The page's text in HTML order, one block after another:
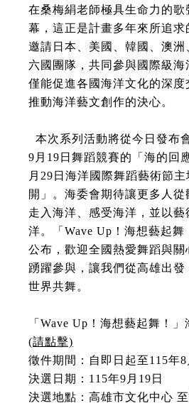
在桑梅絹老師極具生命力的
幕，這正是計畫多年來所追
邀請日本、美國、韓國、澳
六國團隊，共同參與國際級海
僅能促進各國海洋文化的深
推動海洋藝文創作的決心。
本次系列活動將從今日發布
9月19日舞蹈競賽的「海的回
月29日海洋國際舞蹈藝術節
開」。海委會期待讓更多人
走入海洋、感受海洋，並以
洋。「Wave Up！海想藝起舞
公布，歡迎全國熱愛舞蹈與關
踴躍參與，讓我們從高雄出
世界共舞。
「Wave Up！海想藝起舞！
(請點擊)
徵件期間：自即日起至115年8
決選日期：115年9月19日
決選地點：高雄市文化中心